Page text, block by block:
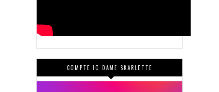
COMPTE IG DAME SKARLETTE